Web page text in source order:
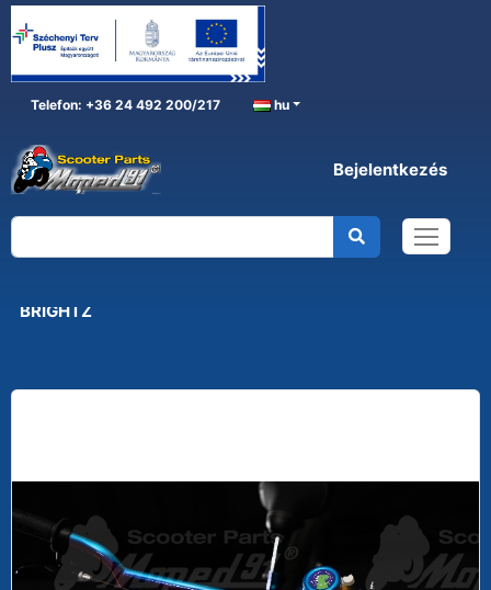
Telefon: +36 24 492 200/217 hu
Bejelentkezés
CSENGŐ
HANGJELZŐ KÉSZÜLÉK
CSENGŐ
BRIGHTZ